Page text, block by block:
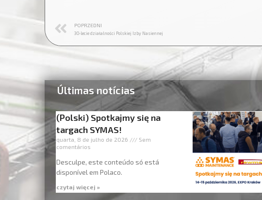
POPRZEDNI
30‑lecie działalności Polskiej Izby Nasiennej
Últimas notícias
(Polski) Spotkajmy się na
targach SYMAS!
quarta, 8 de julho de 2026
Sem
comentários
Desculpe, este conteúdo só está
disponível em Polaco.
czytaj więcej »